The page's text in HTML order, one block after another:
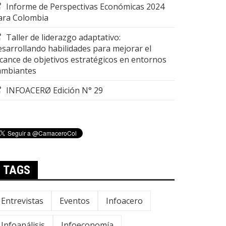
Informe de Perspectivas Económicas 2024
Colombia
Taller de liderazgo adaptativo:
habilidades para mejorar el
de objetivos estratégicos en entornos
INFOACERØ Edición N° 29
TAGS
Entrevistas Eventos Infoacero